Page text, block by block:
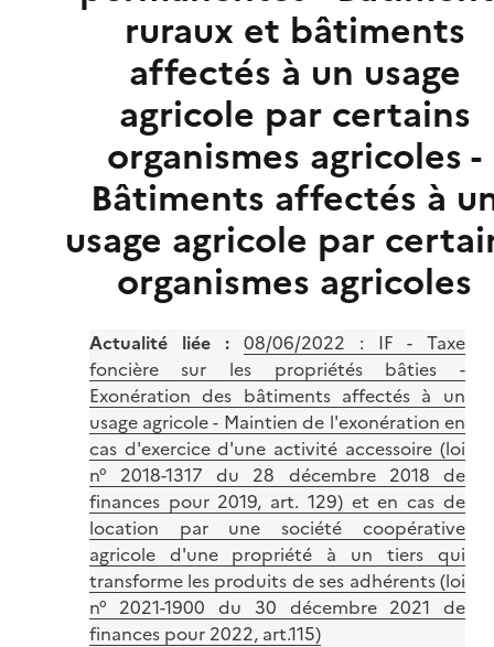
ruraux et bâtiments
affectés à un usage
agricole par certains
organismes agricoles -
Bâtiments affectés à
usage agricole par
organismes agricoles
Actualité liée : 08/06/2022 : IF - Taxe
foncière sur les propriétés bâties -
Exonération des bâtiments affectés à un
usage agricole - Maintien de l'exonération en
cas d'exercice d'une activité accessoire (loi
n° 2018-1317 du 28 décembre 2018 de
finances pour 2019, art. 129) et en cas de
location par une société coopérative
agricole d'une propriété à un tiers qui
transforme les produits de ses adhérents (loi
n° 2021-1900 du 30 décembre 2021 de
finances pour 2022, art.115)